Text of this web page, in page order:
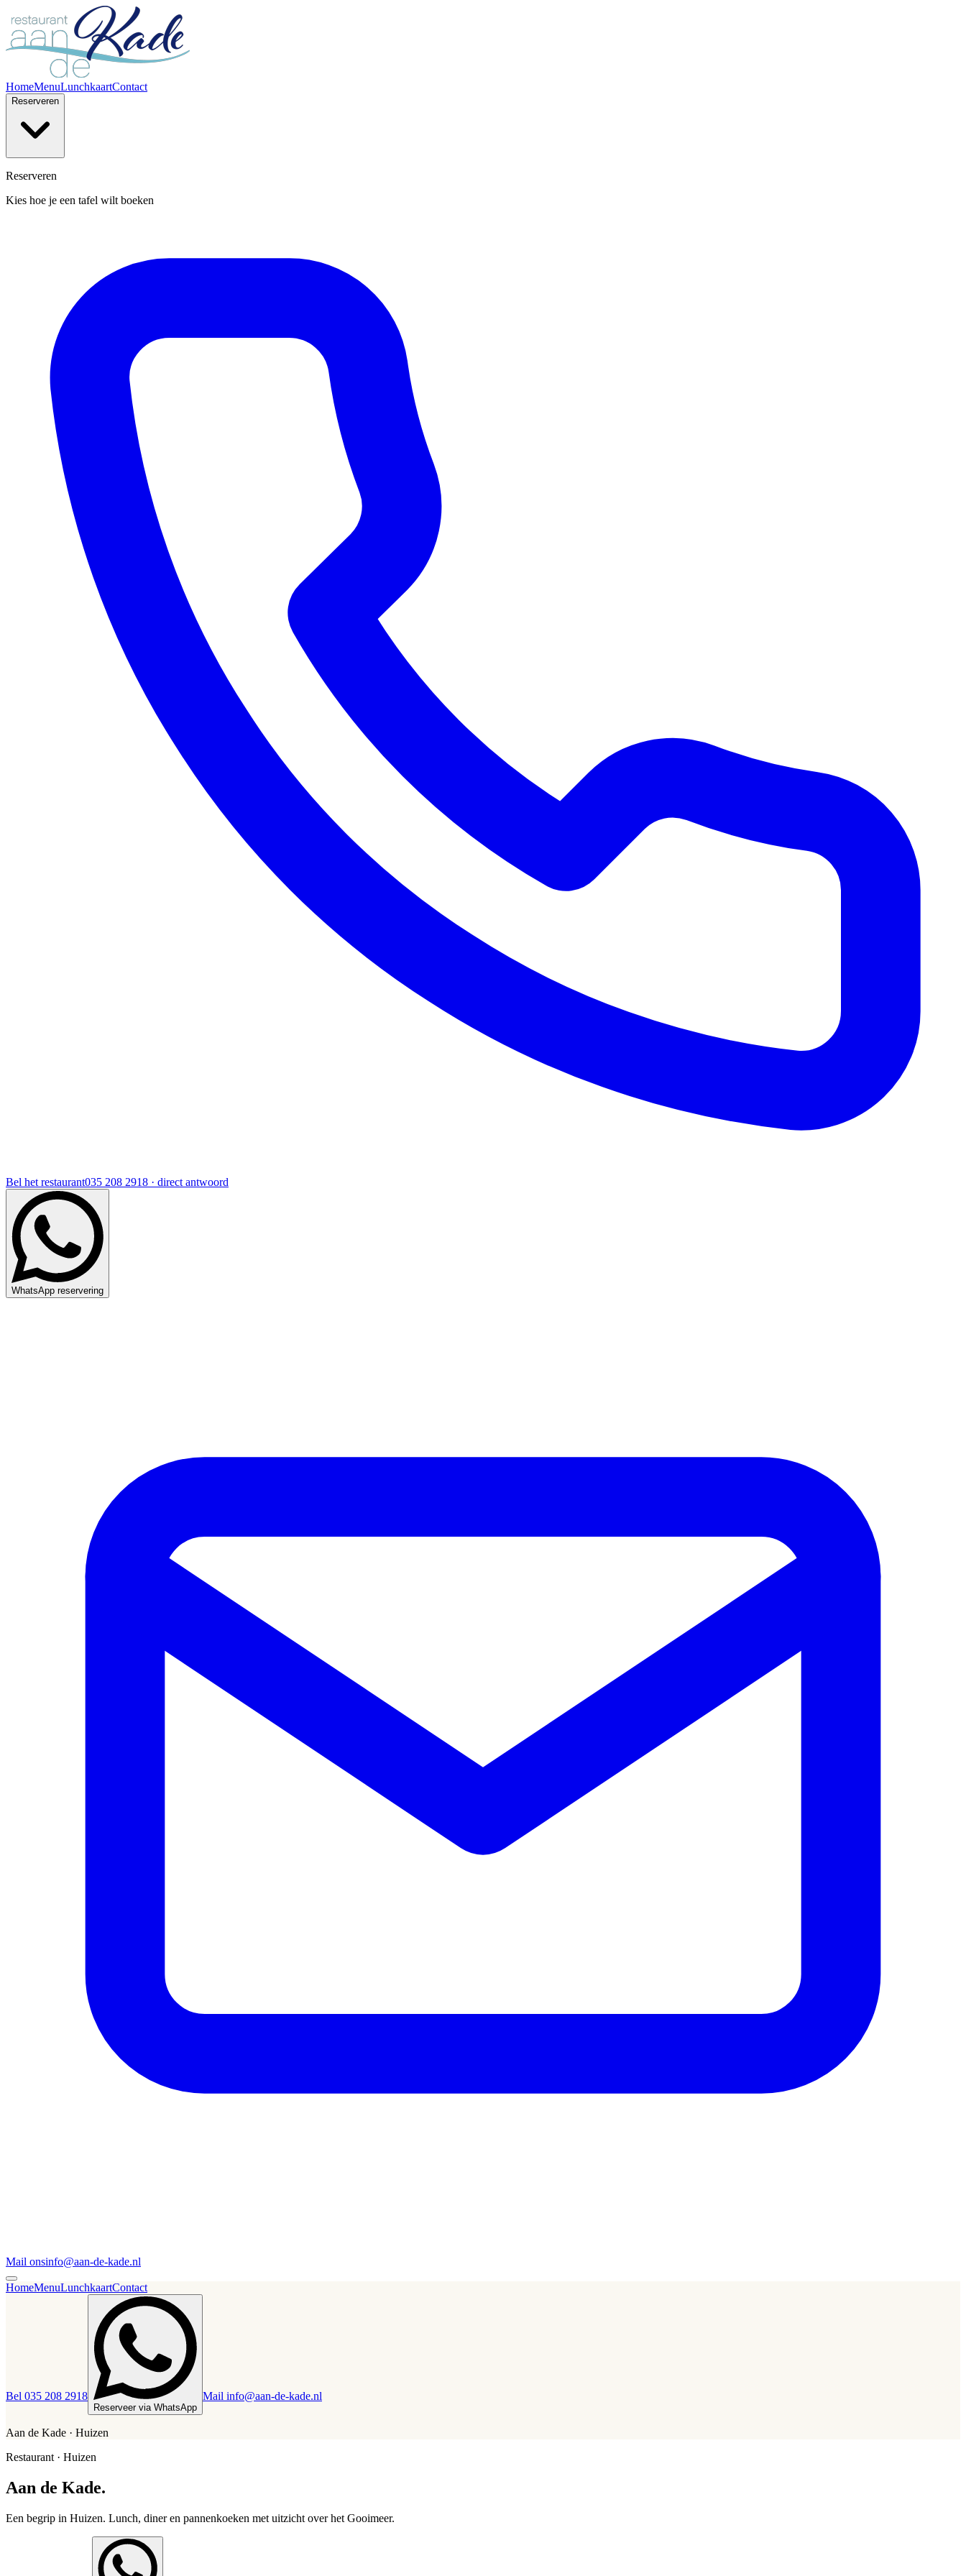
HomeMenuLunchkaartContact
Reserveren
Reserveren
Kies hoe je een tafel wilt boeken
Bel het restaurant035 208 2918 · direct antwoord
WhatsApp reservering
Mail onsinfo@aan-de-kade.nl
HomeMenuLunchkaartContact
Bel 035 208 2918
Reserveer via WhatsApp
Mail info@aan-de-kade.nl
Aan de Kade · Huizen
Restaurant · Huizen
Aan de Kade.
Een begrip in Huizen. Lunch, diner en pannenkoeken met uitzicht over het Gooimeer.